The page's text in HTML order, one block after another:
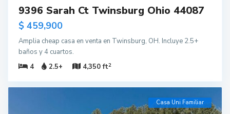
9396 Sarah Ct Twinsburg Ohio 44087
$ 459,900
Amplia cheap casa en venta en Twinsburg, OH. Incluye 2.5+
baños y 4 cuartos.
4
2.5+ 4,350 ft2
Casa Uni Familiar